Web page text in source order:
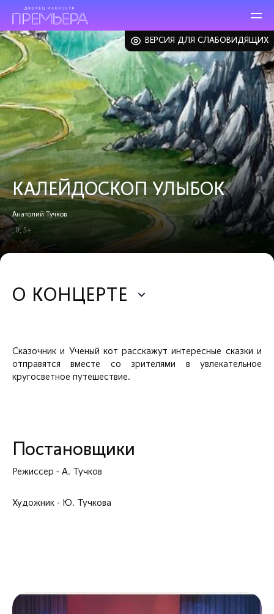
ВЕРСИЯ ДЛЯ СЛАБОВИДЯЩИХ
КАЛЕЙДОСКОП УЛЫБОК
Анатолий Тучков
, 0, 5+
О КОНЦЕРТЕ
Сказочник и Ученый кот расскажут интересные сказки и
отправятся вместе со зрителями в увлекательное
кругосветное путешествие.
Постановщики
Режиссер - А. Тучков
Художник - Ю. Тучкова